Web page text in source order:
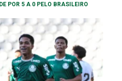
POR 5 A 0 PELO BRASILEIRO